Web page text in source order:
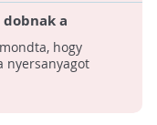
a
hogy
nyersanyagot